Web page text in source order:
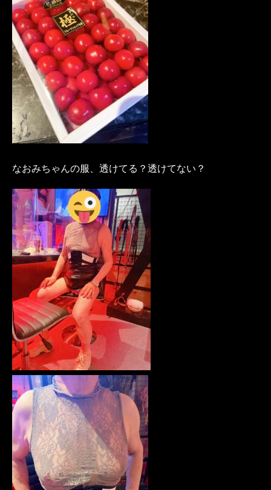
なおみちゃんの服、透けてる？透けてない？